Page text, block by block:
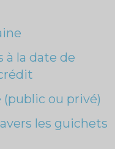
à la date de
ou privé)
les guichets